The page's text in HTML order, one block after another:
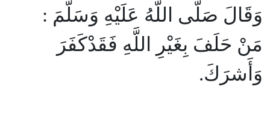
وَقَالَ صَلَّى اللَّهُ عَلَيْهِ وَسَلَّمَ :
مَنْ حَلَفَ بِغَيْرِ اللَّهِ فَقَدْكَفَرَ
وَأَشرَكَ.